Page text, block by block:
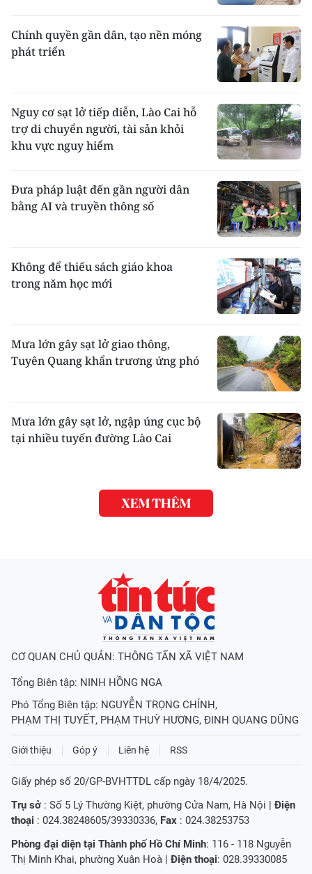
Chính quyền gần dân, tạo nền móng
phát triển
Nguy cơ sạt lở tiếp diễn, Lào Cai hỗ
trợ di chuyển người, tài sản khỏi
khu vực nguy hiểm
Đưa pháp luật đến gần người dân
bằng AI và truyền thông số
Không để thiếu sách giáo khoa
trong năm học mới
Mưa lớn gây sạt lở giao thông,
Tuyên Quang khẩn trương ứng phó
Mưa lớn gây sạt lở, ngập úng cục bộ
tại nhiều tuyến đường Lào Cai
XEM THÊM
CƠ QUAN CHỦ QUẢN: THÔNG TẤN XÃ VIỆT NAM
Tổng Biên tập: NINH HỒNG NGA
Phó Tổng Biên tập: NGUYỄN TRỌNG CHÍNH,
PHẠM THỊ TUYẾT, PHẠM THUỲ HƯƠNG, ĐINH QUANG DŨNG
Giới thiệu Góp ý Liên hệ RSS
Giấy phép số 20/GP-BVHTTDL cấp ngày 18/4/2025.
Trụ sở : Số 5 Lý Thường Kiệt, phường Cửa Nam, Hà Nội |Điện
thoại : 024.38248605/39330336, Fax : 024.38253753
Phòng đại diện tại Thành phố Hồ Chí Minh: 116 - 118 Nguyễn
Thị Minh Khai, phường Xuân Hoà |Điện thoại: 028.39330085